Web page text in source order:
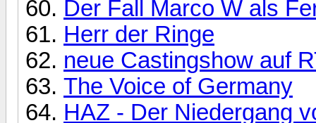
Der Fall Marco W als
Herr der Ringe
neue Castingshow auf
The Voice of Germany
HAZ - Der Niedergang